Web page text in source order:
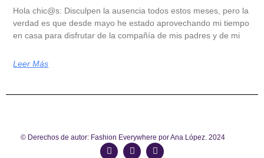
Hola chic@s: Disculpen la ausencia todos estos meses, pero la
verdad es que desde mayo he estado aprovechando mi tiempo
en casa para disfrutar de la compañía de mis padres y de mi
Leer Más
© Derechos de autor: Fashion Everywhere por Ana López. 2024